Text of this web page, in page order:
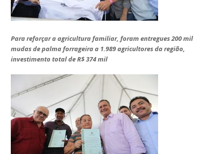
Para reforçar a agricultura familiar, foram entregues 200 mil
mudas de palma forrageira a 1.989 agricultores da região,
investimento total de R$ 374 mil